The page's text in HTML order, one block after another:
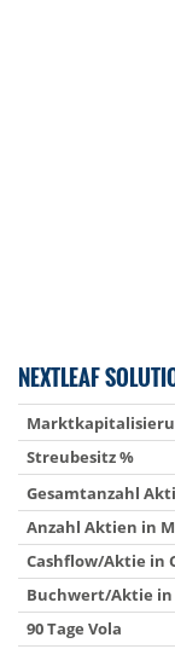
NEXTLEAF
Streubesitz %
Gesamtanzahl
Anzahl Aktien in
Cashflow/Aktie in
Buchwert/Aktie in
90 Tage Vola